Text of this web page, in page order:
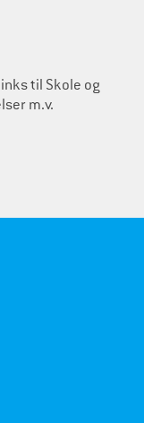
til Skole og
m.v.